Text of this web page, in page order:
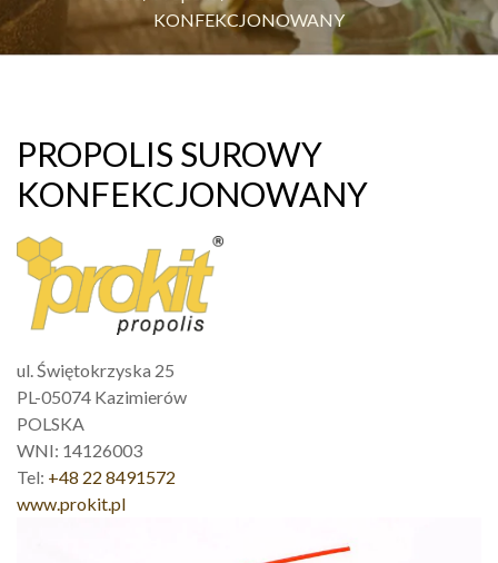
KONFEKCJONOWANY
PROPOLIS SUROWY
KONFEKCJONOWANY
ul. Świętokrzyska 25
PL-05074 Kazimierów
POLSKA
WNI: 14126003
Tel: +48 22 8491572
www.prokit.pl